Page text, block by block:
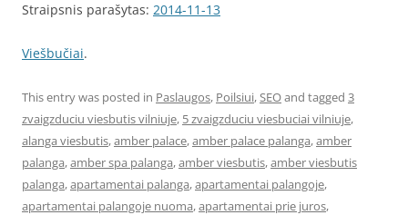
Straipsnis parašytas: 2014-11-13
Viešbučiai.
This entry was posted in Paslaugos, Poilsiui,SEOand tagged 3
zvaigzduciu viesbutis vilniuje, 5 zvaigzduciu viesbuciai vilniuje,
alanga viesbutis,amber palace,amber palace palanga,amber
palanga,amber spa palanga,amber viesbutis,amber viesbutis
palanga,apartamentai palanga,apartamentai palangoje,
apartamentai palangoje nuoma,apartamentai prie juros,